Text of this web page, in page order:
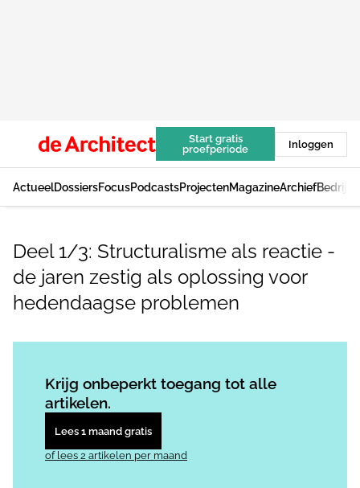
Start gratis
proefperiode
Inloggen
ActueelDossiersFocusPodcastsProjectenMagazineArchief
Deel 1/3: Structuralisme als reactie -
de jaren zestig als oplossing voor
hedendaagse problemen
Krijg onbeperkt toegang tot alle
artikelen.
Lees 1 maand gratis
of lees 2 artikelen per maand